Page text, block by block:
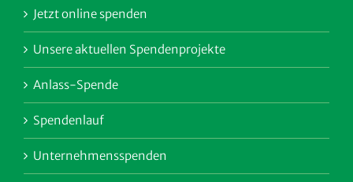
Jetzt online spenden
Unsere aktuellen Spendenprojekte
Anlass-Spende
Spendenlauf
Unternehmensspenden